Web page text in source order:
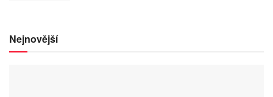
Nejnovější